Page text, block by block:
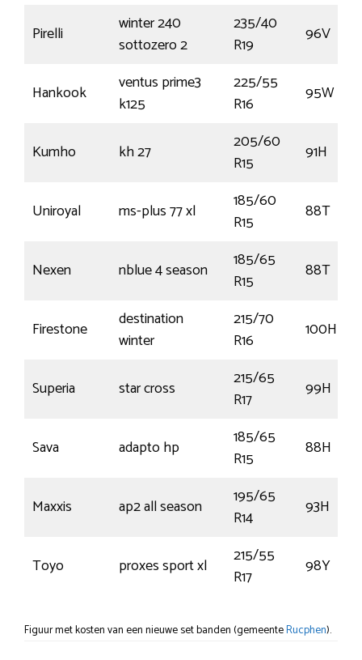
Pirelli
winter 240
sottozero 2
235/40
R19
96V
Hankook
ventus prime3
k125
225/55
R16
95W
Kumho kh 27
205/60
R15
91H
Uniroyal ms-plus 77 xl
185/60
R15
88T
Nexen nblue 4 season
185/65
R15
88T
Firestone
destination
winter
215/70
R16
100H
Superia star cross
215/65
R17
99H
Sava adapto hp
185/65
R15
88H
Maxxis ap2 all season
195/65
R14
93H
Toyo proxes sport xl
215/55
R17
98Y
Figuur met kosten van een nieuwe set banden (gemeenteRucphen).